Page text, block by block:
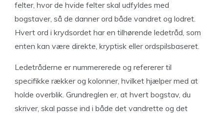
felter, hvor de hvide felter skal udfyldes med
bogstaver, så de danner ord både vandret og lodret.
Hvert ord i krydsordet har en tilhørende ledetråd, som
enten kan være direkte, kryptisk eller ordspilsbaseret.
Ledetråderne er nummererede og refererer til
specifikke rækker og kolonner, hvilket hjælper med at
holde overblik. Grundreglen er, at hvert bogstav, du
skriver, skal passe ind i både det vandrette og det